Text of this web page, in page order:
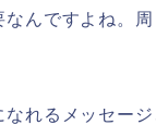
んですよね。
なれるメッセー